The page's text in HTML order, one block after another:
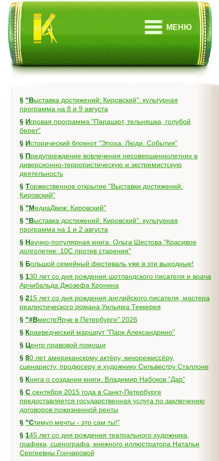
МЕНЮ
§ "Выставка достижений: Кировский": культурная
программа на 8 и 9 августа
§ Игровая программа "Парашют, тельняшка, голубой
берет"
§
Исторический блокнот "Эпоха. Люди. События"
§ Предупреждение вовлечения несовершеннолетних в
диверсионно-террористическую и экстремистскую
деятельность
§ Торжественное открытие "Выставки достижений:
Кировский"
§
"МедиаДвиж: Кировский"
§ "Выставка достижений: Кировский": культурная
программа на 1 и 2 августа
§ Научно-популярная книга. Ольга Шестова "Красивое
долголетие: 10C против старения"
§
Большой семейный фестиваль уже в эти выходные!
§ 130 лет со дня рождения шотландского писателя и врача
Арчибальда Джозефа Кронина
§ 215 лет со дня рождения английского писателя, мастера
реалистического романа Уильяма Теккерея
§
"#ВместеЯрче в Петербурге" 2026
§
Краеведческий маршрут "Парк Александрино"
§
Центр правовой помощи
§ 80 лет американскому актёру, кинорежиссёру,
сценаристу, продюсеру и художнику Сильвестру Сталлоне
§
Книга о создании книги. Владимир Набоков "Дар"
§ С сентября 2015 года в Санкт-Петербурге
предоставляется государственная услуга по заключению
договоров пожизненной ренты
§
"Стимул мечты - это сам ты!"
§ 145 лет со дня рождения театрального художника,
графика, сценографа, книжного иллюстратора Натальи
Сергеевны Гончаровой